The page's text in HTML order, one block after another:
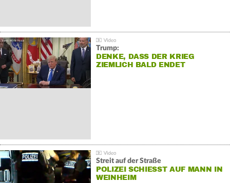
Trump:
DENKE, DASS DER KRIEG
ZIEMLICH BALD ENDET
Streit auf der Straße
POLIZEI SCHIESST AUF MANN IN W
EINHEIM